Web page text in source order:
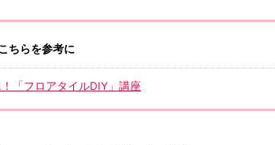
ちらを参考に
「フロアタイルDIY」講座